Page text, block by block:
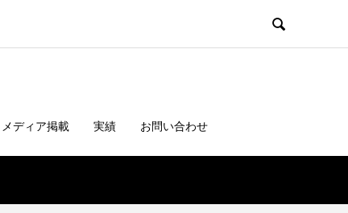

メディア掲載 実績 お問い合わせ